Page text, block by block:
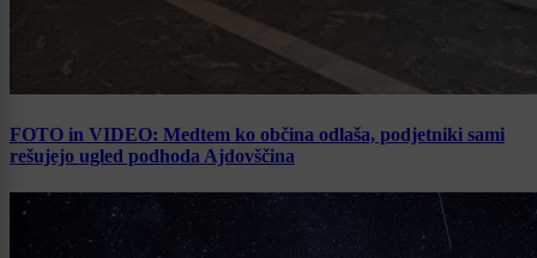
FOTO in VIDEO: Medtem ko občina odlaša, podjetniki sami
rešujejo ugled podhoda Ajdovščina